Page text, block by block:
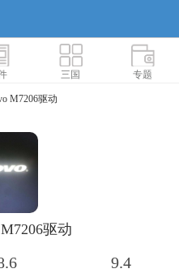
三国 专题
M7206驱动
驱动
9.4